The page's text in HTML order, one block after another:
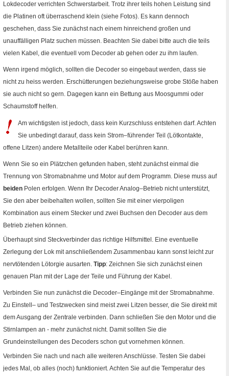
Lokdecoder verrichten Schwerstarbeit. Trotz ihrer teils hohen Leistung sind
die Platinen oft überraschend klein (siehe Fotos). Es kann dennoch
geschehen, dass Sie zunächst nach einem hinreichend großen und
unauffälligen Platz suchen müssen. Beachten Sie dabei bitte auch die teils
vielen Kabel, die eventuell vom Decoder ab gehen oder zu ihm laufen.
Wenn irgend möglich, sollten die Decoder so eingebaut werden, dass sie
nicht zu heiss werden. Erschütterungen beziehungsweise grobe Stöße haben
sie auch nicht so gern. Dagegen kann ein Bettung aus Moosgummi oder
Schaumstoff helfen.
Am wichtigsten ist jedoch, dass kein Kurzschluss entstehen darf. Achten
Sie unbedingt darauf, dass kein Strom–führender Teil (Lötkontakte,
offene Litzen) andere Metallteile oder Kabel berühren kann.
Wenn Sie so ein Plätzchen gefunden haben, steht zunächst einmal die
Trennung von Stromabnahme und Motor auf dem Programm. Diese muss auf
beiden Polen erfolgen. Wenn Ihr Decoder Analog–Betrieb nicht unterstützt,
Sie den aber beibehalten wollen, sollten Sie mit einer vierpoligen
Kombination aus einem Stecker und zwei Buchsen den Decoder aus dem
Betrieb ziehen können.
Überhaupt sind Steckverbinder das richtige Hilfsmittel. Eine eventuelle
Zerlegung der Lok mit anschließendem Zusammenbau kann sonst leicht zur
nervtötenden Lötorgie ausarten. Tipp: Zeichnen Sie sich zunächst einen
genauen Plan mit der Lage der Teile und Führung der Kabel.
Verbinden Sie nun zunächst die Decoder–Eingänge mit der Stromabnahme.
Zu Einstell– und Testzwecken sind meist zwei Litzen besser, die Sie direkt mit
dem Ausgang der Zentrale verbinden. Dann schließen Sie den Motor und die
Stirnlampen an - mehr zunächst nicht. Damit sollten Sie die
Grundeinstellungen des Decoders schon gut vornehmen können.
Verbinden Sie nach und nach alle weiteren Anschlüsse. Testen Sie dabei
jedes Mal, ob alles (noch) funktioniert. Achten Sie auf die Temperatur des